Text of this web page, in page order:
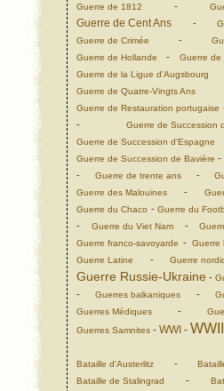
Guerre de 1812 -
Guerre de Cent Ans -
Guerre de Crimée -
Guerre de Hollande - Guerre de
Guerre de la Ligue d'Augsbourg
Guerre de Quatre-Vingts Ans
Guerre de Restauration portugaise
- Guerre de Succession
Guerre de Succession d'Espagne
Guerre de Succession de Bavière -
- Guerre de trente ans-
Guerre des Malouines -
Guerre du Chaco - Guerre du
- Guerre du Viet Nam-
Guerre franco-savoyarde - Guerre
Guerre Latine -Guerre
Guerre Russie-Ukraine -
-Guerres balkaniques -
Guerres Médiques -
Guerres Samnites - WWI - WWII
Bataille d'Austerlitz -
Bataille de Stalingrad -